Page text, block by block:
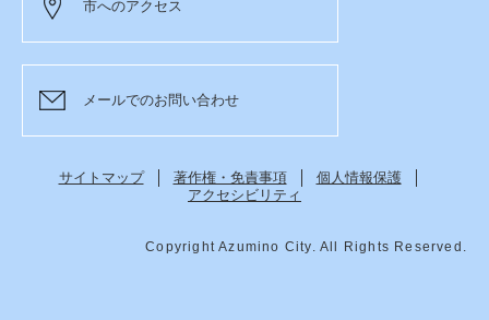
市へのアクセス
メールでのお問い合わせ
サイトマップ 著作権・免責事項
個人情報保護
アクセシビリティ
Copyright Azumino City. All Rights Reserved.